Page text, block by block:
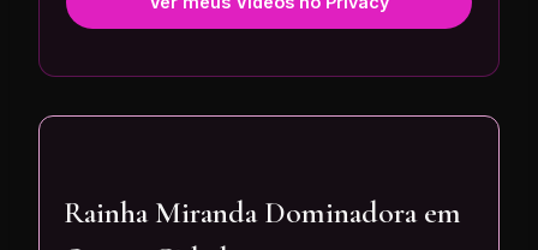
Rainha Miranda Dominadora em